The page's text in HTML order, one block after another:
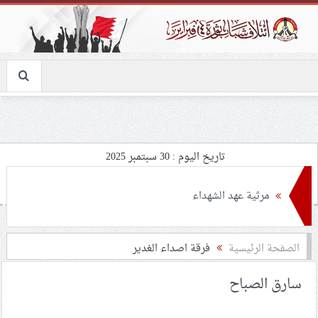
تاريخ اليوم : 30 سبتمبر 2025
مرثية عهد الشهداء
الهيئة النسائيّة لائتلاف 14 فبراير: نعاهد الشهيد الأقدس على
الثبات في ساحات المواجهة والتمسّك بالقضيّة المركزيّة
الصفحة الرئيسية فرقة اصداء الغدير
سارق الصباح